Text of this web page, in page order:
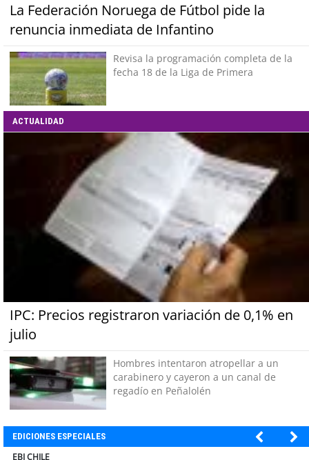
La Federación Noruega de Fútbol pide la
renuncia inmediata de Infantino
Revisa la programación completa de la
fecha 18 de la Liga de Primera
ACTUALIDAD
IPC: Precios registraron variación de 0,1% en
julio
Hombres intentaron atropellar a un
carabinero y cayeron a un canal de
regadío en Peñalolén
EDICIONES ESPECIALES
SOPRAVAL